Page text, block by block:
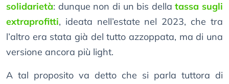
solidarietà: dunque non di un bis dellatassa sugli
extraprofitti, ideata nell’estate nel 2023, che tra
l’altro era stata già del tutto azzoppata, ma di una
versione ancora più light.
A tal proposito va detto che si parla tuttora di